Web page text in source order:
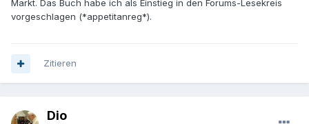
Markt. Das Buch habe ich als Einstieg in den Forums-Lesekreis
vorgeschlagen (*appetitanreg*).
Zitieren
Dio